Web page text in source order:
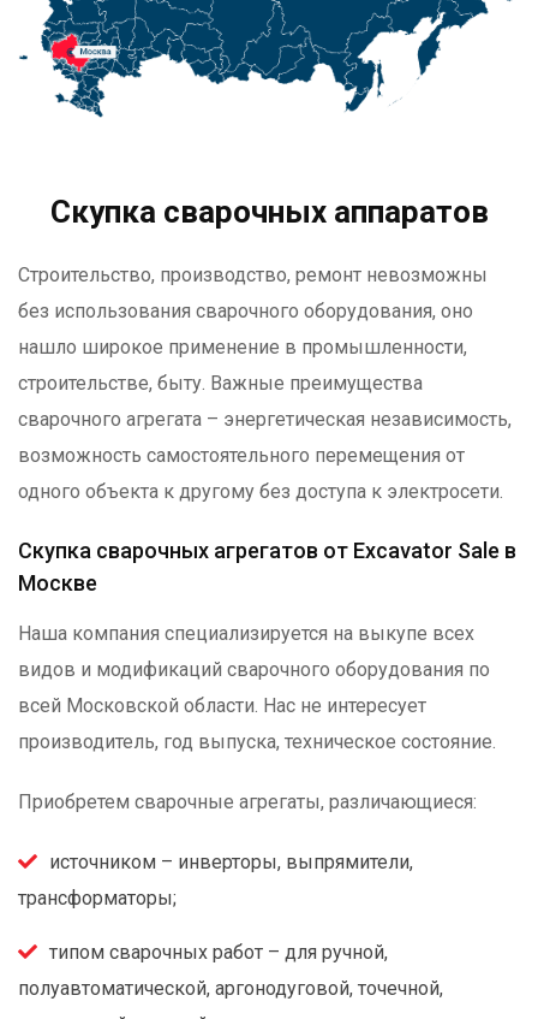
Скупка сварочных аппаратов
Строительство, производство, ремонт невозможны
без использования сварочного оборудования, оно
нашло широкое применение в промышленности,
строительстве, быту. Важные преимущества
сварочного агрегата – энергетическая независимость,
возможность самостоятельного перемещения от
одного объекта к другому без доступа к электросети.
Скупка сварочных агрегатов от Excavator Sale в
Москве
Наша компания специализируется на выкупе всех
видов и модификаций сварочного оборудования по
всей Московской области. Нас не интересует
производитель, год выпуска, техническое состояние.
Приобретем сварочные агрегаты, различающиеся:
источником – инверторы, выпрямители,
трансформаторы;
типом сварочных работ – для ручной,
полуавтоматической, аргонодуговой, точечной,